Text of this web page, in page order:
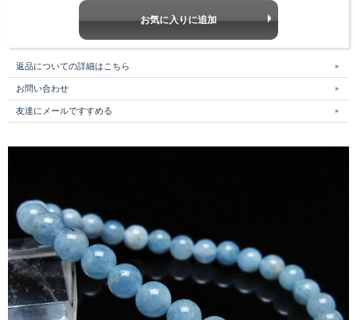
返品についての詳細はこちら
お問い合わせ
友達にメールですすめる